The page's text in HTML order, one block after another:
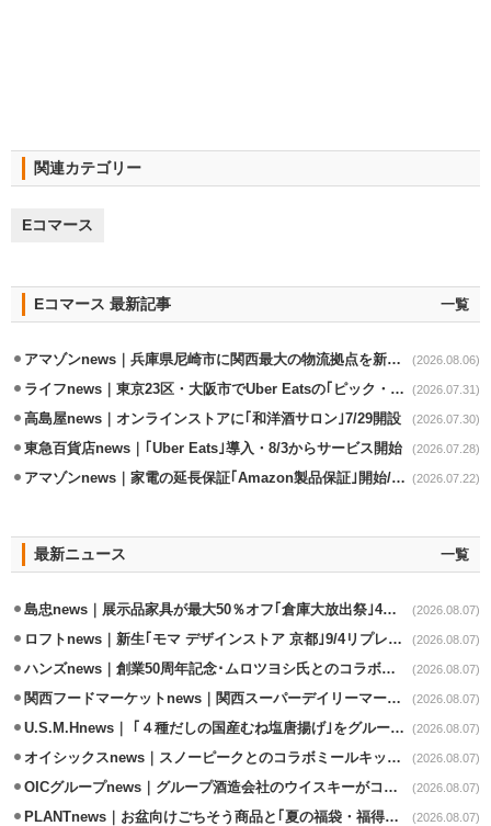
関連カテゴリー
Eコマース
Eコマース 最新記事 一覧
アマゾンnews｜兵庫県尼崎市に関西最大の物流拠点を新設・市内2拠点目 (2026.08.06)
ライフnews｜東京23区・大阪市でUber Eatsの｢ピック・パック・ペイ｣導入 (2026.07.31)
高島屋news｜オンラインストアに｢和洋酒サロン｣7/29開設 (2026.07.30)
東急百貨店news｜｢Uber Eats｣導入・8/3からサービス開始 (2026.07.28)
アマゾンnews｜家電の延長保証｢Amazon製品保証｣開始/購入～修理Web完結 (2026.07.22)
最新ニュース 一覧
島忠news｜展示品家具が最大50％オフ｢倉庫大放出祭｣4店舗限定で開催 (2026.08.07)
ロフトnews｜新生｢モマ デザインストア 京都｣9/4リプレイスオープン (2026.08.07)
ハンズnews｜創業50周年記念･ムロツヨシ氏とのコラボ企画｢ムロハンズ｣開催 (2026.08.07)
関西フードマーケットnews｜関西スーパーデイリーマート蒲生店8/7改装 (2026.08.07)
U.S.M.Hnews｜ ｢４種だしの国産むね塩唐揚げ｣をグループ610店で共同販促 (2026.08.07)
オイシックスnews｜スノーピークとのコラボミールキット8/13発売 (2026.08.07)
OICグループnews｜グループ酒造会社のウイスキーがコンペティション受賞 (2026.08.07)
PLANTnews｜お盆向けごちそう商品と｢夏の福袋・福得カート｣8/8から開催 (2026.08.07)